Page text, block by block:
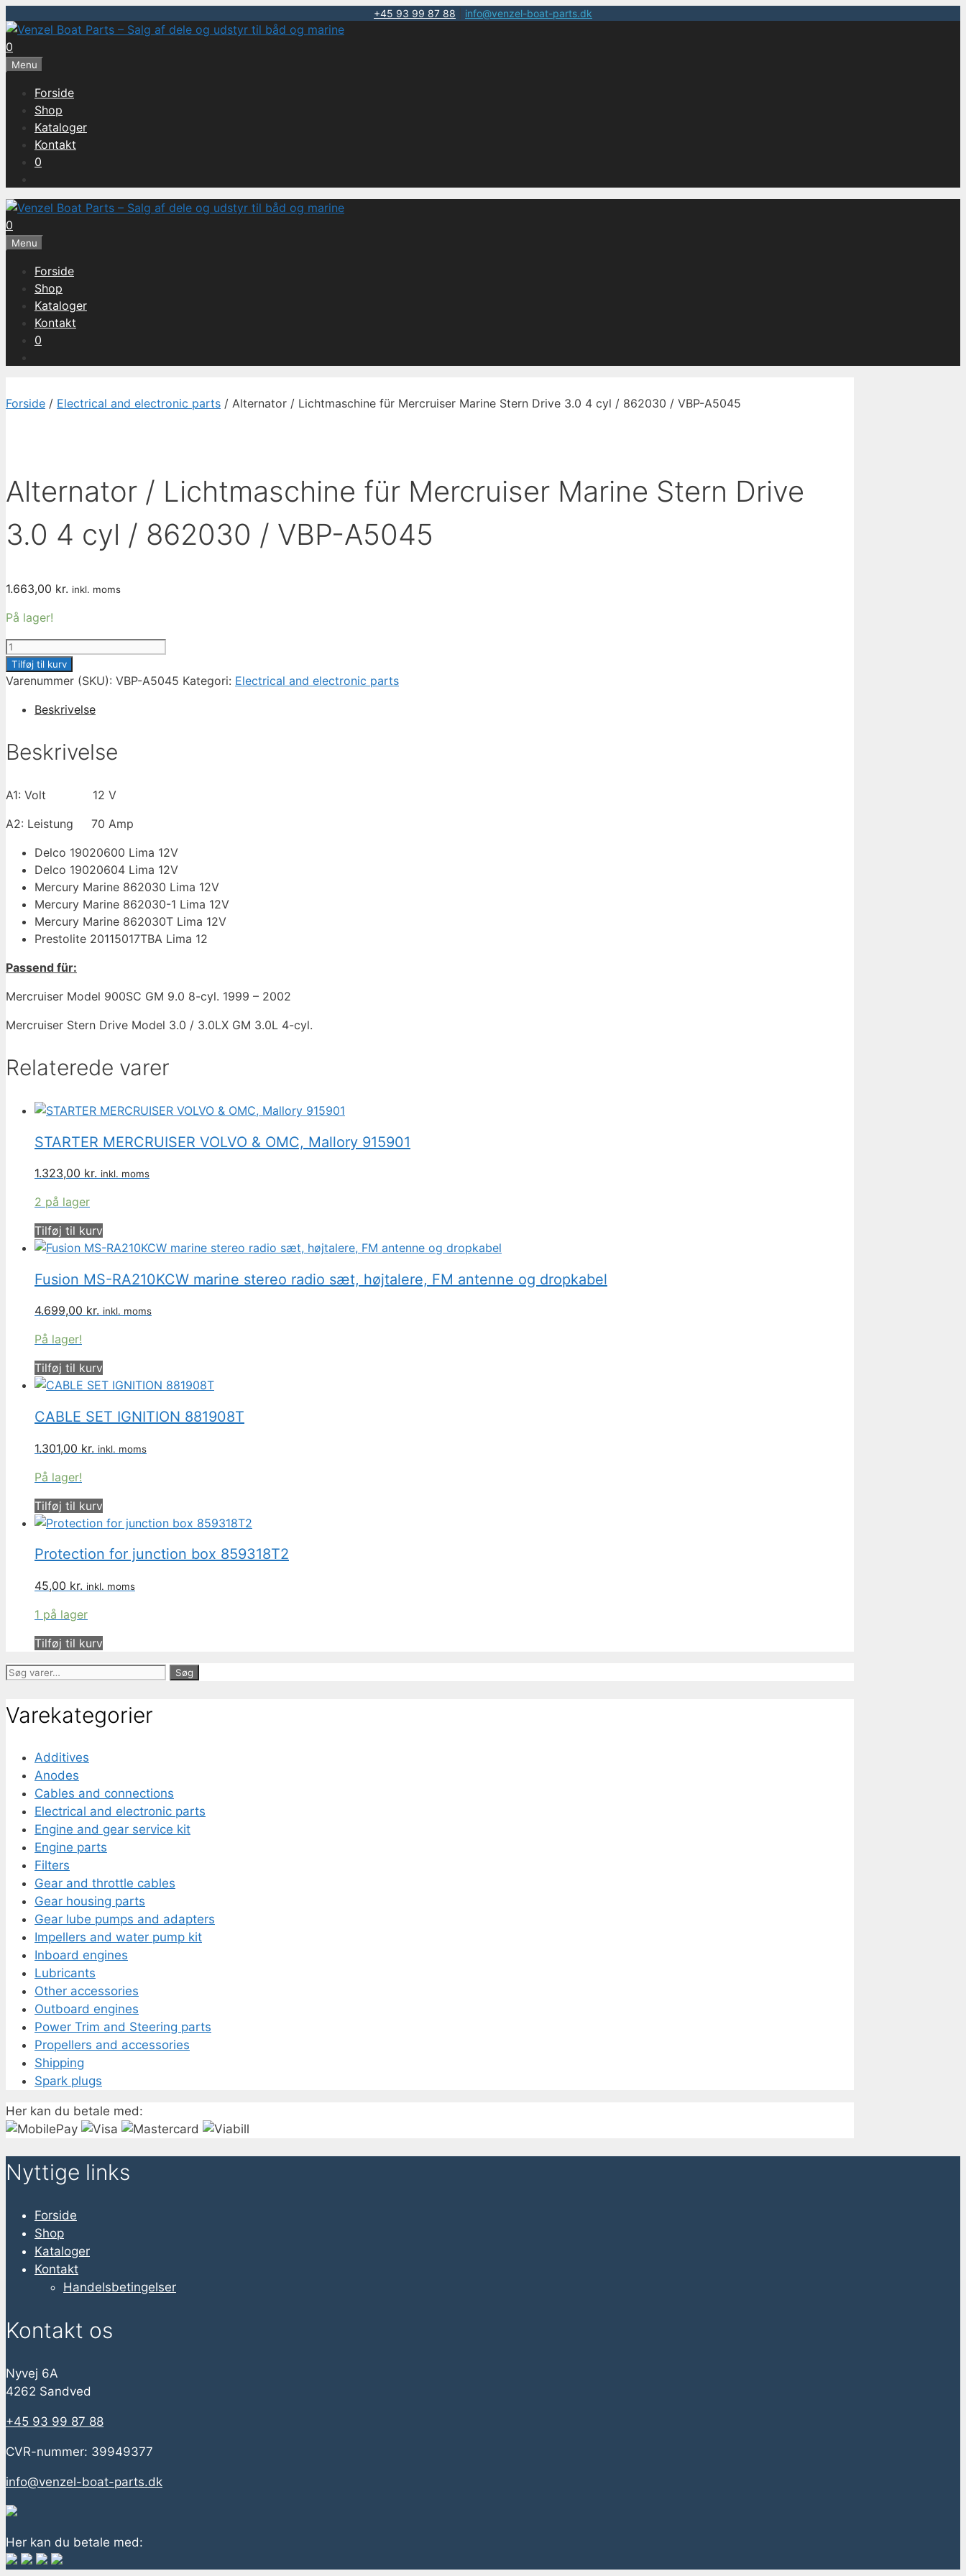
+45 93 99 87 88 info@venzel-boat-parts.dk
Hop
til
indhold
0
Menu
Forside
Shop
Kataloger
Kontakt
0
0
Menu
Forside
Shop
Kataloger
Kontakt
0
Forside / Electrical and electronic parts / Alternator / Lichtmaschine für Mercruiser Marine Stern Drive 3.0 4 cyl / 862030 / VBP-A5045
Alternator / Lichtmaschine für Mercruiser Marine Stern Drive
3.0 4 cyl / 862030 / VBP-A5045
1.663,00 kr. inkl. moms
På lager!
Alternator
Lichtmaschine
Mercruiser
Stern
4
cyl
862030
VBP-
A5045
antal
Tilføj til kurv
Varenummer (SKU): VBP-A5045 Kategori: Electrical and electronic parts
Beskrivelse
Beskrivelse
A1: Volt 12 V
A2: Leistung 70 Amp
Delco 19020600 Lima 12V
Delco 19020604 Lima 12V
Mercury Marine 862030 Lima 12V
Mercury Marine 862030-1 Lima 12V
Mercury Marine 862030T Lima 12V
Prestolite 20115017TBA Lima 12
Passend für:
Mercruiser Model 900SC GM 9.0 8-cyl. 1999 – 2002
Mercruiser Stern Drive Model 3.0 / 3.0LX GM 3.0L 4-cyl.
Relaterede varer
STARTER MERCRUISER VOLVO & OMC, Mallory 915901
1.323,00 kr. inkl. moms
2 på lager
Tilføj til kurv
Fusion MS-RA210KCW marine stereo radio sæt, højtalere, FM antenne og dropkabel
4.699,00 kr. inkl. moms
På lager!
Tilføj til kurv
CABLE SET IGNITION 881908T
1.301,00 kr. inkl. moms
På lager!
Tilføj til kurv
Protection for junction box 859318T2
45,00 kr. inkl. moms
1 på lager
Tilføj til kurv
Søg
Søg
Varekategorier
Additives
Anodes
Cables and connections
Electrical and electronic parts
Engine and gear service kit
Engine parts
Filters
Gear and throttle cables
Gear housing parts
Gear lube pumps and adapters
Impellers and water pump kit
Inboard engines
Lubricants
Other accessories
Outboard engines
Power Trim and Steering parts
Propellers and accessories
Shipping
Spark plugs
Her kan du betale med:
Nyttige links
Forside
Shop
Kataloger
Kontakt
Handelsbetingelser
Kontakt os
Nyvej 6A
4262 Sandved
+45 93 99 87 88
CVR-nummer: 39949377
info@venzel-boat-parts.dk
Her kan du betale med: